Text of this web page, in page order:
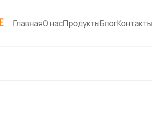
ГлавнаяО насПродуктыБлогКонтакты